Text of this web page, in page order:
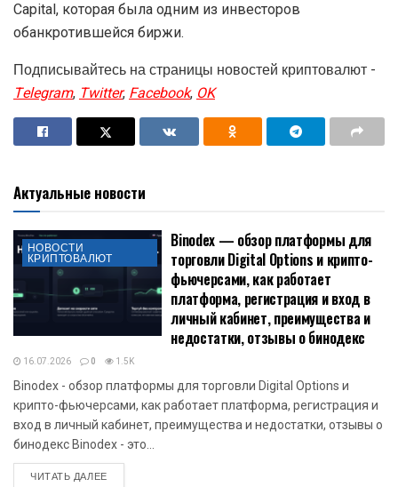
Capital, которая была одним из инвесторов
обанкротившейся биржи.
Подписывайтесь на страницы новостей криптовалют -
Telegram,Twitter,Facebook,OK
Актуальные новости
НОВОСТИ
КРИПТОВАЛЮТ
Binodex — обзор платформы для
торговли Digital Options и крипто-
фьючерсами, как работает
платформа, регистрация и вход в
личный кабинет, преимущества и
недостатки, отзывы о бинодекс
16.07.2026 0 1.5K
Binodex - обзор платформы для торговли Digital Options и
крипто-фьючерсами, как работает платформа, регистрация и
вход в личный кабинет, преимущества и недостатки, отзывы о
бинодекс Binodex - это...
ЧИТАТЬ ДАЛЕЕDETAILS